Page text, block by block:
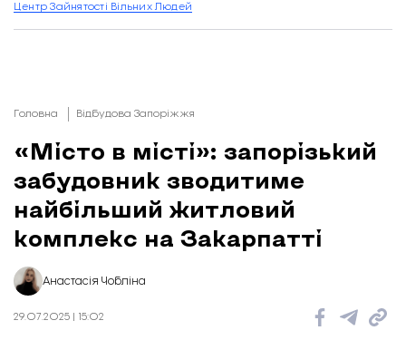
Центр Зайнятості Вільних Людей
Головна Відбудова Запоріжжя
«Місто в місті»: запорізький
забудовник зводитиме
найбільший житловий
комплекс на Закарпатті
Анастасія Чобліна
29.07.2025 | 15:02